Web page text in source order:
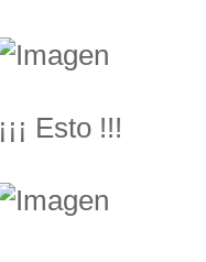
¡¡¡ Esto !!!